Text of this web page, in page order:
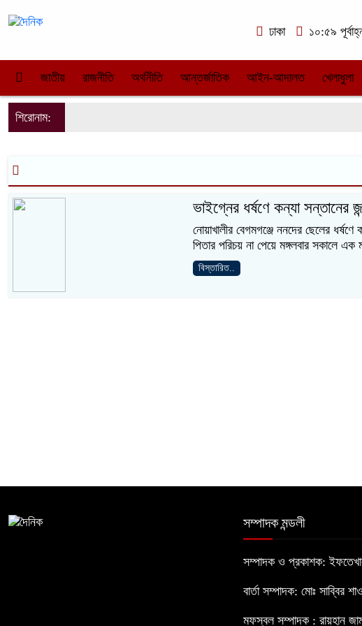
ঢাকা ১০:৫৯
জাতীয় রাজনীতি অর্থনীতি আন্তর্জাতিক আইন-আদালত খেলাধুলা
শিরোনাম:
ভাইগ্নের ধর্ষণে কন্যা সন্তানের
নোয়াখালীর বেগমগঞ্জে ননদের ছেলের
পিতার পরিচয় না পেয়ে মঙ্গলবার সকালে এক
বিস্তারিত..
সম্পাদক মন্ডলী
সম্পাদক ও প্রকাশক:
বার্তা সম্পাদক: মোঃ সাব্বির
মফস্বল সম্পাদক : রায়হান